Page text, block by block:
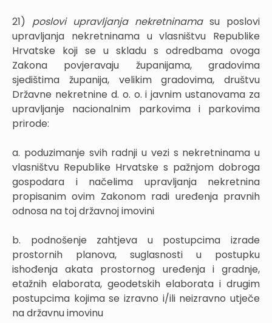
21) poslovi upravljanja nekretninama su poslovi
upravljanja nekretninama u vlasništvu Republike
Hrvatske koji se u skladu s odredbama ovoga
Zakona povjeravaju županijama, gradovima
sjedištima županija, velikim gradovima, društvu
Državne nekretnine d. o. o. i javnim ustanovama za
upravljanje nacionalnim parkovima i parkovima
prirode:
a. poduzimanje svih radnji u vezi s nekretninama u
vlasništvu Republike Hrvatske s pažnjom dobroga
gospodara i načelima upravljanja nekretnina
propisanim ovim Zakonom radi uređenja pravnih
odnosa na toj državnoj imovini
b. podnošenje zahtjeva u postupcima izrade
prostornih planova, suglasnosti u postupku
ishođenja akata prostornog uređenja i gradnje,
etažnih elaborata, geodetskih elaborata i drugim
postupcima kojima se izravno i/ili neizravno utječe
na državnu imovinu